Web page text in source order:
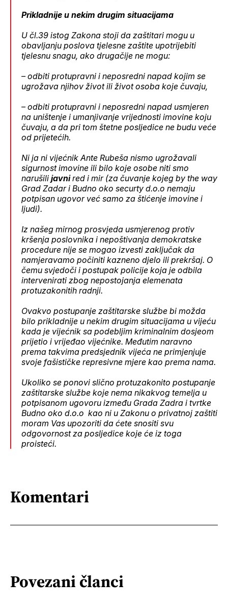
Prikladnije u nekim drugim situacijama
U čl.39 istog Zakona stoji da zaštitari mogu u
obavljanju poslova tjelesne zaštite upotrijebiti
tjelesnu snagu, ako drugačije ne mogu:
– odbiti protupravni i neposredni napad kojim se
ugrožava njihov život ili život osoba koje čuvaju,
– odbiti protupravni i neposredni napad usmjeren
na uništenje i umanjivanje vrijednosti imovine koju
čuvaju, a da pri tom štetne posljedice ne budu veće
od prijetećih.
Ni ja ni vijećnik Ante Rubeša nismo ugrožavali
sigurnost imovine ili bilo koje osobe niti smo
narušili javnired i mir (za čuvanje kojeg by the way
Grad Zadar i Budno oko securty d.o.o nemaju
potpisan ugovor već samo za štićenje imovine i
ljudi).
Iz našeg mirnog prosvjeda usmjerenog protiv
kršenja poslovnika i nepoštivanja demokratske
procedure nije se mogao izvesti zaključak da
namjeravamo počiniti kazneno djelo ili prekršaj. O
čemu svjedoči i postupak policije koja je odbila
intervenirati zbog nepostojanja elemenata
protuzakonitih radnji.
Ovakvo postupanje zaštitarske službe bi možda
bilo prikladnije u nekim drugim situacijama u vijeću
kada je vijećnik sa podebljim kriminalnim dosjeom
prijetio i vrijeđao vijećnike. Međutim naravno
prema takvima predsjednik vijeća ne primjenjuje
svoje fašističke represivne mjere kao prema nama.
Ukoliko se ponovi slično protuzakonito postupanje
zaštitarske službe koje nema nikakvog temelja u
potpisanom ugovoru između Grada Zadra i tvrtke
Budno oko d.o.o kao ni u Zakonu o privatnoj zaštiti
moram Vas upozoriti da ćete snositi svu
odgovornost za posljedice koje će iz toga
proisteći.
Komentari
Povezani članci